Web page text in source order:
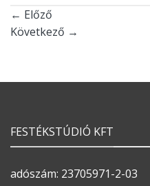
← Előző
Következő →
FESTÉKSTÚDIÓ KFT
adószám: 23705971-2-03